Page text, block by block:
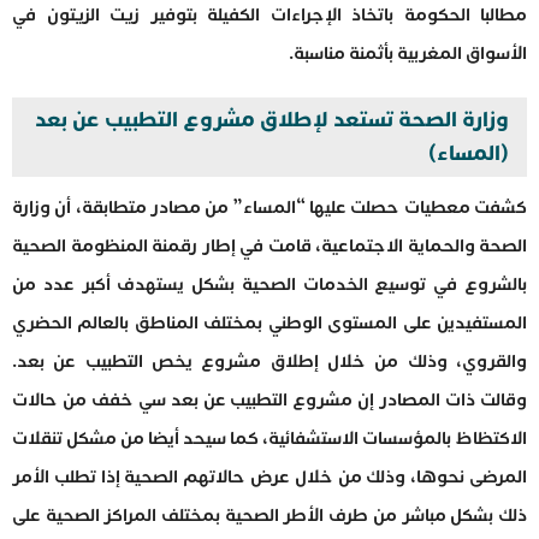
مطالبا الحكومة باتخاذ الإجراءات الكفيلة بتوفير زيت الزيتون في
الأسواق المغربية بأثمنة مناسبة.
وزارة الصحة تستعد لإطلاق مشروع التطبيب عن بعد
(المساء)
كشفت معطيات حصلت عليها “المساء” من مصادر متطابقة، أن وزارة
الصحة والحماية الاجتماعية، قامت في إطار رقمنة المنظومة الصحية
بالشروع في توسيع الخدمات الصحية بشكل يستهدف أكبر عدد من
المستفيدين على المستوى الوطني بمختلف المناطق بالعالم الحضري
والقروي، وذلك من خلال إطلاق مشروع يخص التطبيب عن بعد.
وقالت ذات المصادر إن مشروع التطبيب عن بعد سي خفف من حالات
الاكتظاظ بالمؤسسات الاستشفائية، كما سيحد أيضا من مشكل تنقلات
المرضى نحوها، وذلك من خلال عرض حالاتهم الصحية إذا تطلب الأمر
ذلك بشكل مباشر من طرف الأطر الصحية بمختلف المراكز الصحية على